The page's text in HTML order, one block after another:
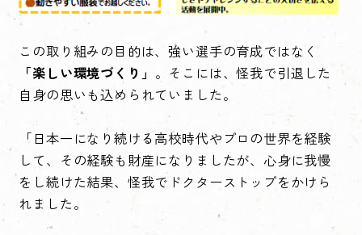
この取り組みの目的は、強い選手の育成ではなく
「楽しい環境づくり」 。そこには、怪我で引退した
自身の思いも込められていました。
「日本一になり続ける高校時代やプロの世界を経験
して、その経験も財産になりましたが、心身に我慢
をし続けた結果、怪我でドクターストップをかけら
れました。